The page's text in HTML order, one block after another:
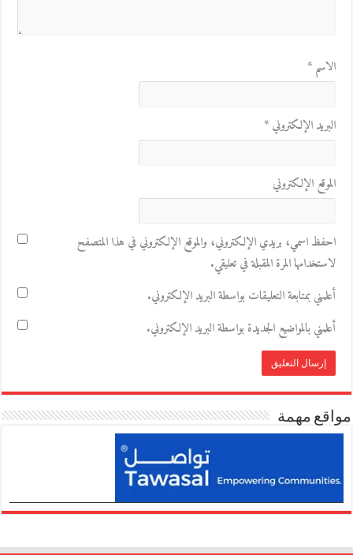
الاسم*
البريد الإلكتروني*
الموقع الإلكتروني
احفظ اسمي، بريدي الإلكتروني، والموقع الإلكتروني في هذا المتصفح
لاستخدامها المرة المقبلة في تعليقي.
أعلمني بمتابعة التعليقات بواسطة البريد الإلكتروني.
أعلمني بالمواضيع الجديدة بواسطة البريد الإلكتروني.
مواقع مهمة